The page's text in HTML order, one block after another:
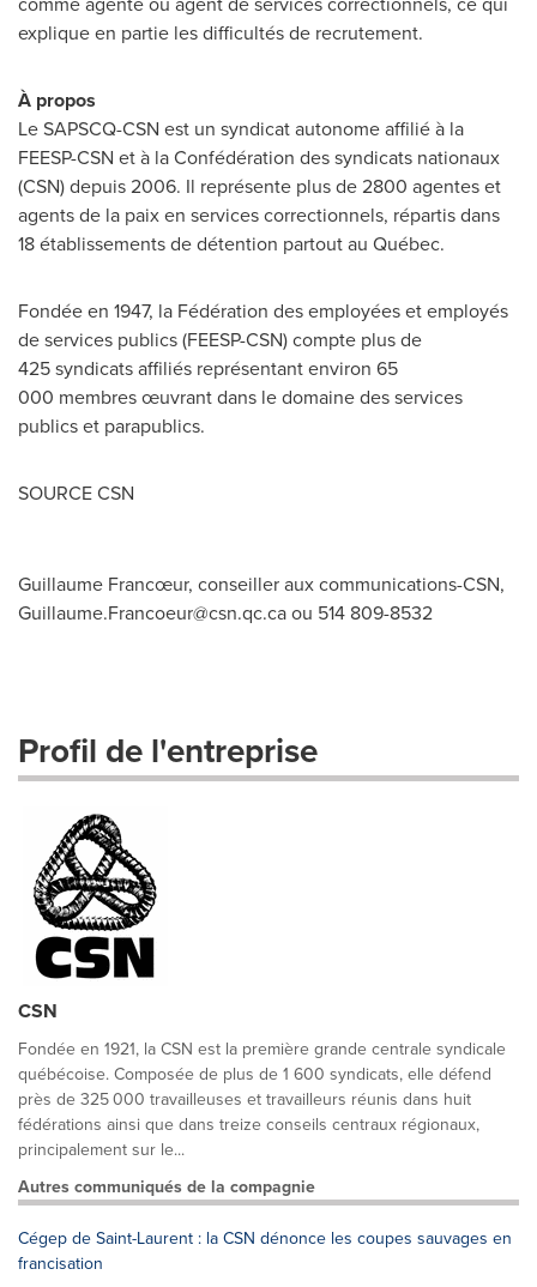
explique en partie les difficultés de recrutement.
À propos
Le SAPSCQ-CSN est un syndicat autonome affilié à la
FEESP-CSN et à la Confédération des syndicats nationaux
(CSN) depuis 2006. Il représente plus de 2800 agentes et
agents de la paix en services correctionnels, répartis dans
18 établissements de détention partout au Québec.
Fondée en 1947, la Fédération des employées et employés
de services publics (FEESP-CSN) compte plus de
425 syndicats affiliés représentant environ 65
000 membres œuvrant dans le domaine des services
publics et parapublics.
SOURCE CSN
Guillaume Francœur, conseiller aux communications-CSN,
Guillaume.Francoeur@csn.qc.caou 514 809-8532
Profil de l'entreprise
CSN
Fondée en 1921, la CSN est la première grande centrale syndicale
québécoise. Composée de plus de 1 600 syndicats, elle défend
près de 325 000 travailleuses et travailleurs réunis dans huit
fédérations ainsi que dans treize conseils centraux régionaux,
principalement sur le...
Autres communiqués de la compagnie
Cégep de Saint-Laurent : la CSN dénonce les coupes sauvages en
francisation